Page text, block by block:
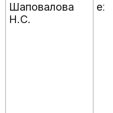
Шаповалова
Н.С.